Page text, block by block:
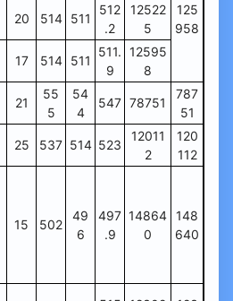
125
958
20 514 511
512
.2
12522
5
17 514 511
511.
9
12595
8
21
55
5
54
4
547 78751
787
51
25 537 514 523
12011
2
120
112
15 502
49
6
497
.9
14864
0
148
640